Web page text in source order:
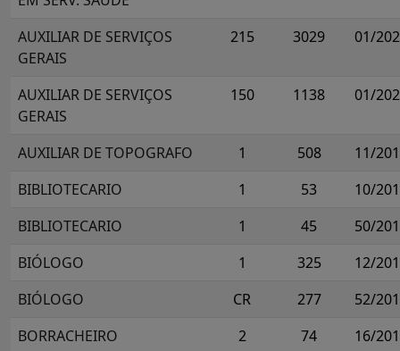
AUXILIAR DE SERVIÇOS
GERAIS
215 3029 01/
AUXILIAR DE SERVIÇOS
GERAIS
150 1138 01/
AUXILIAR DE TOPOGRAFO 1 508
11/
BIBLIOTECARIO
1 53
10/
BIBLIOTECARIO
1 45
50/
BIÓLOGO
1 325
12/
BIÓLOGO
CR 277
52/
BORRACHEIRO
2 74
16/